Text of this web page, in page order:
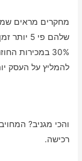
מחקרים מראים
30% במכירות
להמליץ על העסק יותר מפי 3 לעומת לקוחות
והכי מגניב?
רכישה.